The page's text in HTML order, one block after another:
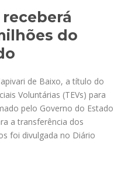
do
de Baixo, a título do
Voluntárias (TEVs) para
pelo Governo do Estado
a transferência dos
foi divulgada no Diário